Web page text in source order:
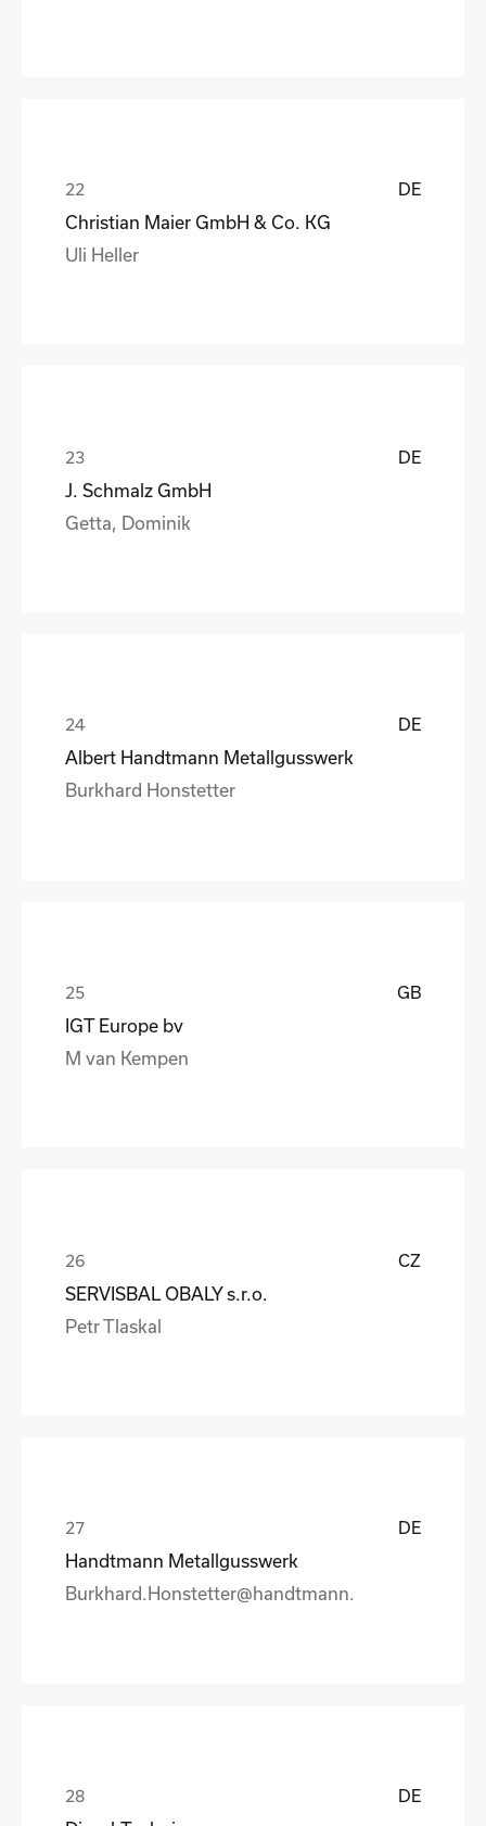
DE
Christian Maier GmbH & Co. KG
Uli Heller
DE
J. Schmalz GmbH
Getta, Dominik
DE
Albert Handtmann Metallgusswerk
Burkhard Honstetter
GB
IGT Europe bv
M van Kempen
CZ
SERVISBAL OBALY s.r.o.
Petr Tlaskal
DE
Handtmann Metallgusswerk
Burkhard.Honstetter@handtmann.
DE